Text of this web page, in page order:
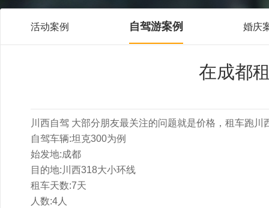
活动案例 自驾游案例 婚庆
在成都
川西自驾 大部分朋友最关注的问题就是价格，租车跑川
自驾车辆:坦克300为例
始发地:成都
目的地:川西318大小环线
租车天数:7天
人数:4人